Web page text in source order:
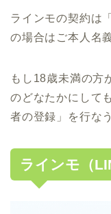
ラインモの契約は
の場合はご本人名
もし18歳未満の方
のどなたかにして
者の登録」を行な
ラインモ（